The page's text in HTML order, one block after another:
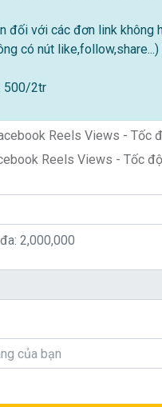
đối với các đơn link không
có nút
500/2tr
Reels Views - Tốc
Reels Views - Tốc
2,000,000